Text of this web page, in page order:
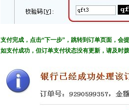
支付完成，点击“下一步”，跳转到订单页面，会
如支付成功，但订单支付状态没有更新，请及时